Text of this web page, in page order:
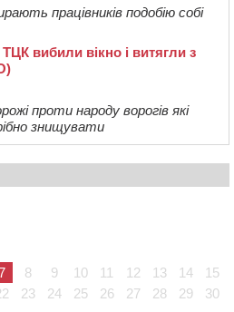
працівників подобію собі
вибили вікно і витягли з
проти народу ворогів які
знищувати
8 9 10 11 12 13 14
15
23 24 25 26 27 28 29
30